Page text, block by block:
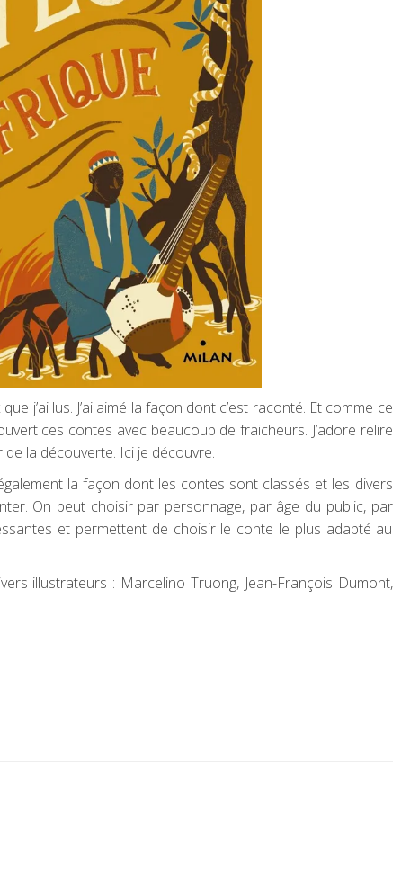
j’ai lus. J’ai aimé la façon dont c’est raconté. Et comme ce
ces contes avec beaucoup de fraicheurs. J’adore relire
de la découverte. Ici je découvre.
la façon dont les contes sont classés et les divers
On peut choisir par personnage, par âge du public, par
et permettent de choisir le conte le plus adapté au
illustrateurs : Marcelino Truong, Jean-François Dumont,